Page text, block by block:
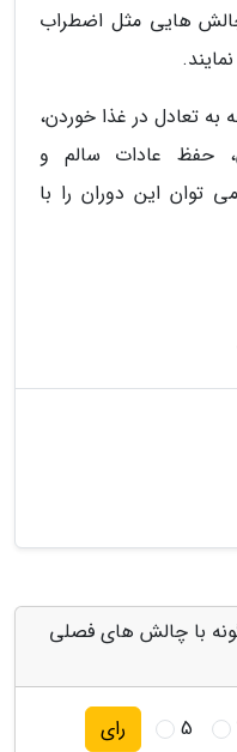
چالش هایی مثل اضطراب
به تعادل در غذا خوردن،
حفظ عادات سالم و
توان این دوران را با
با چالش های فصلی
5 رای